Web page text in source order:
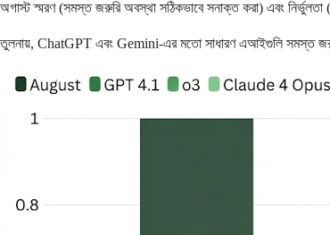
অগাস্ট স্মরণ (সমস্ত জরুরি অবস্থা সঠিকভাবে সনাক্ত করা) এবং
তুলনায়, ChatGPT এবং Gemini-এর মতো সাধারণ এআইগুলি সমস্ত জরুরি